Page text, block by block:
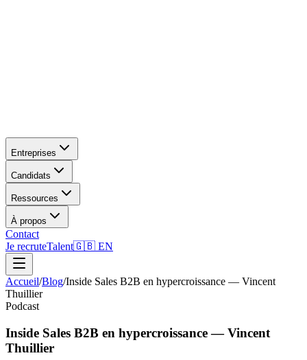
Entreprises
Candidats
Ressources
À propos
Contact
Je recruteTalent🇬🇧 EN
Accueil/Blog/Inside Sales B2B en hypercroissance — Vincent
Thuillier
Podcast
Inside Sales B2B en hypercroissance — Vincent
Thuillier